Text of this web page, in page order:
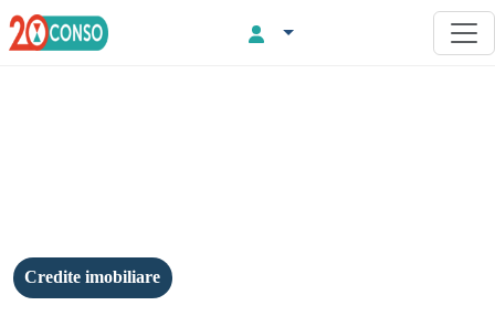
Credite imobiliare